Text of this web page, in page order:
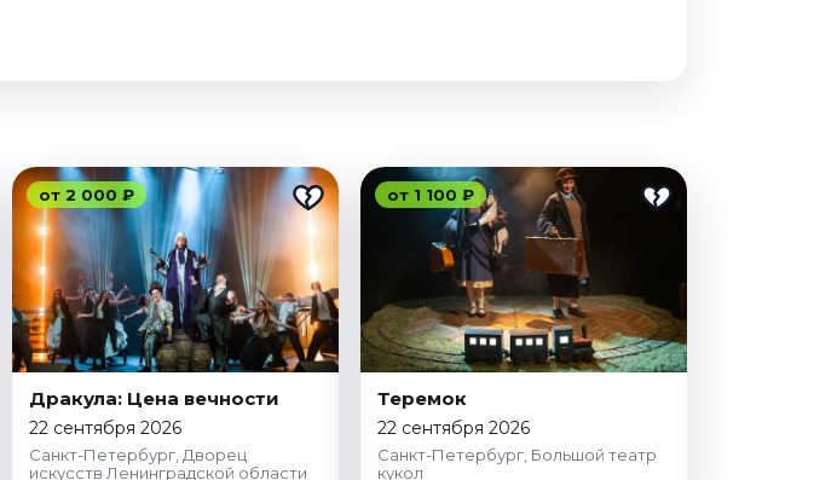
от 2 000 ₽
Дракула: Цена вечности
22 сентября 2026
Санкт-Петербург, Дворец
искусств Ленинградской области
от 1 100 ₽
Теремок
22 сентября 2026
Санкт-Петербург, Большой театр
кукол